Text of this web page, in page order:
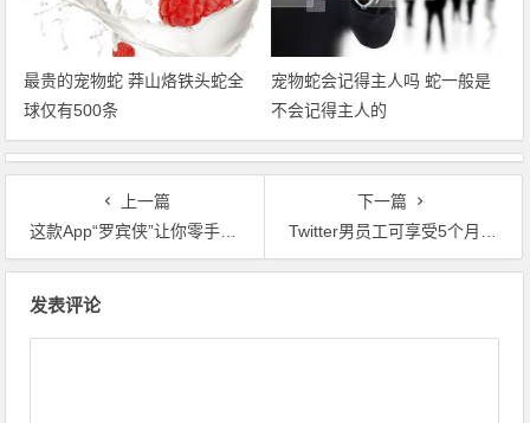
最贵的宠物蛇 莽山烙铁头蛇全
球仅有500条
宠物蛇会记得主人吗 蛇一般是
不会记得主人的
上一篇
这款App“罗宾侠”让你零手续费跨国炒股
下一篇
Twitter男员工可享受5个月陪产假
发表评论